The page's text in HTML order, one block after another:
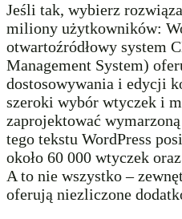
Jeśli tak, wybierz
miliony użytkowników:
otwartoźródłowy system
Management System)
dostosowywania i edycji
szeroki wybór wtyczek i
zaprojektować
tego tekstu WordPress
około 60 000 wtyczek
A to nie wszystko –
oferują niezliczone